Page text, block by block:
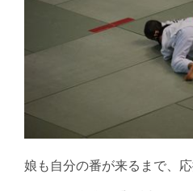
娘も自分の番が来るまで、応